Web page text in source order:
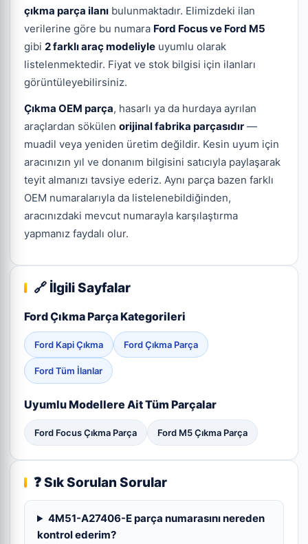
çıkma parça ilanı bulunmaktadır. Elimizdeki ilan
verilerine göre bu numara Ford Focus ve Ford M5
gibi 2 farklı araç modeliyle uyumlu olarak
listelenmektedir. Fiyat ve stok bilgisi için ilanları
görüntüleyebilirsiniz.
Çıkma OEM parça, hasarlı ya da hurdaya ayrılan
araçlardan sökülen orijinal fabrika parçasıdır —
muadil veya yeniden üretim değildir. Kesin uyum için
aracınızın yıl ve donanım bilgisini satıcıyla paylaşarak
teyit almanızı tavsiye ederiz. Aynı parça bazen farklı
OEM numaralarıyla da listelenebildiğinden,
aracınızdaki mevcut numarayla karşılaştırma
yapmanız faydalı olur.
🔗 İlgili Sayfalar
Ford Çıkma Parça Kategorileri
Ford Kapi Çıkma Ford Çıkma Parça
Ford Tüm İlanlar
Uyumlu Modellere Ait Tüm Parçalar
Ford Focus Çıkma Parça Ford M5 Çıkma Parça
❓ Sık Sorulan Sorular
4M51-A27406-E parça numarasını nereden
kontrol ederim?